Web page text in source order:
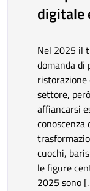
digitale
Nel 2025 il
domanda
ristorazione
settore,
affiancarsi
cuochi,
le figure
2025 sono